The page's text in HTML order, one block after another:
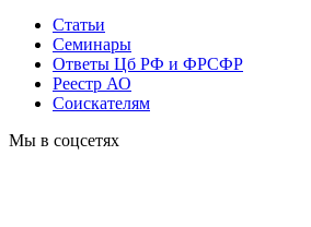
Статьи
Cеминары
Ответы Цб РФ и ФРСФР
Реестр АО
Соискателям
Мы в соцсетях